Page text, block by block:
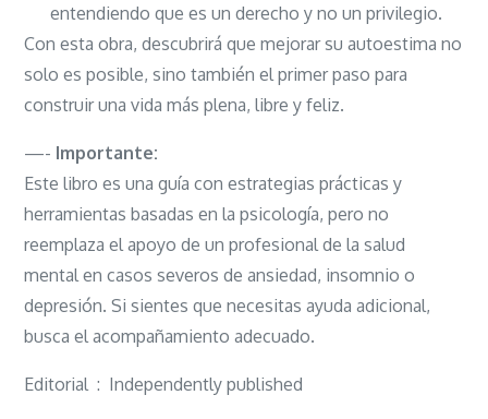
entendiendo que es un derecho y no un privilegio.
Con esta obra, descubrirá que mejorar su autoestima no
solo es posible, sino también el primer paso para
construir una vida más plena, libre y feliz.
—- Importante:
Este libro es una guía con estrategias prácticas y
herramientas basadas en la psicología, pero no
reemplaza el apoyo de un profesional de la salud
mental en casos severos de ansiedad, insomnio o
depresión. Si sientes que necesitas ayuda adicional,
busca el acompañamiento adecuado.
Editorial ‏ : ‎ Independently published